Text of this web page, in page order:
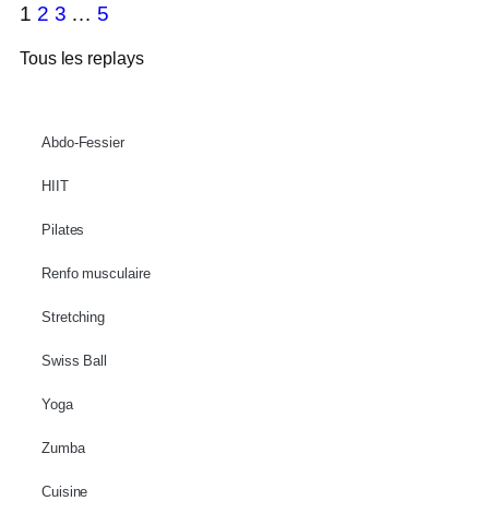
1 2 3 … 5
Tous les replays
Abdo-Fessier
HIIT
Pilates
Renfo musculaire
Stretching
Swiss Ball
Yoga
Zumba
Cuisine